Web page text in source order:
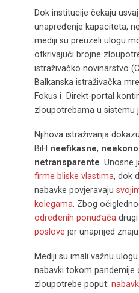
Dok institucije čekaju
unapređenje kapaciteta,
mediji su preuzeli ulogu
otkrivajući brojne
istraživačko novinarstvo
Balkanska istraživačka
Fokus i Direkt-portal
zloupotrebama u sistemu
Njihova istraživanja
BiH neefikasne,
netransparente .
firme bliske vlastima, dok
nabavke povjeravaju
kolegama . Zbog
određenih ponuđača
poslove jer unaprijed
Mediji su imali važnu
nabavki tokom pandemije
zloupotrebe poput: